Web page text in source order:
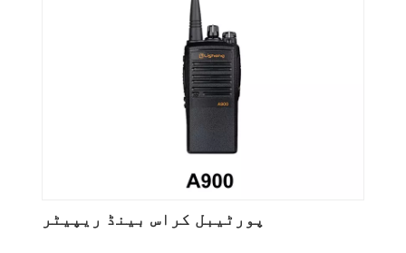
پورٹیبل کراس بینڈ ریپیٹر